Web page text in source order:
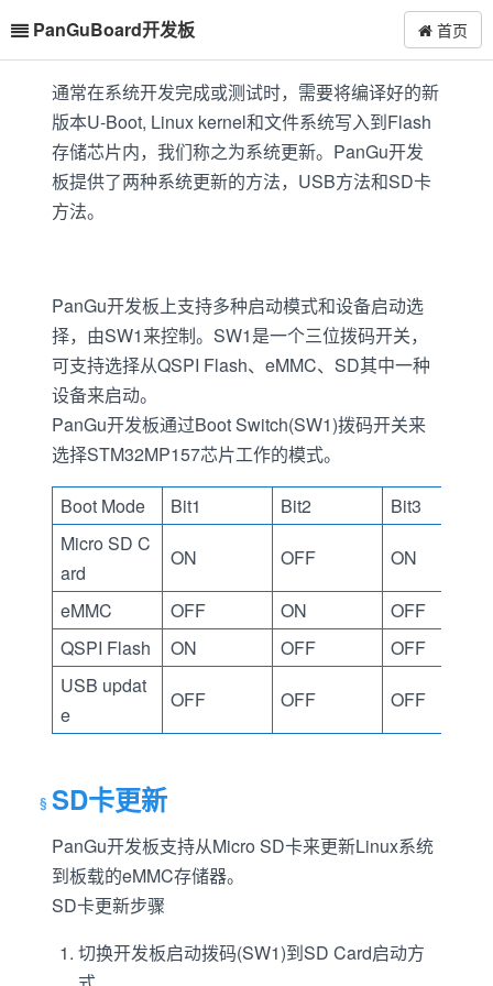
PanGuBoard开发板 首页
通常在系统开发完成或测试时，需要将编译好的新
版本U-Boot, Linux kernel和文件系统写入到Flash
存储芯片内，我们称之为系统更新。PanGu开发
板提供了两种系统更新的方法，USB方法和SD卡
方法。
PanGu开发板上支持多种启动模式和设备启动选
择，由SW1来控制。SW1是一个三位拨码开关，
可支持选择从QSPI Flash、eMMC、SD其中一种
设备来启动。
PanGu开发板通过Boot Switch(SW1)拨码开关来
选择STM32MP157芯片工作的模式。
Boot Mode Bit1 Bit2
Bit3
Micro SD C
ard
ON OFF ON
eMMC OFF ON
OFF
QSPI Flash
ON OFF
OFF
USB updat
e
OFF OFF OFF
SD卡更新
PanGu开发板支持从Micro SD卡来更新Linux系统
到板载的eMMC存储器。
SD卡更新步骤
切换开发板启动拨码(SW1)到SD Card启动方